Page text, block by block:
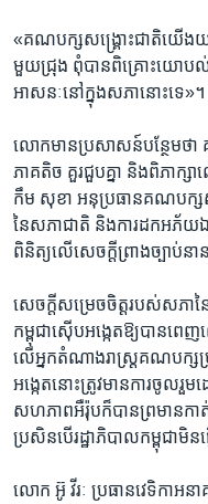
«គណបក្ស​សង្គ្រោះ​ជាតិ​យើង​យ
មួយ​ជ្រុង​ ពុំ​បាន​ពិគ្រោះ​យោបល់​
អាសនៈ​នៅ​ក្នុង​សភា​នោះ​ទេ»។​
លោក​មាន​ប្រសាសន៍​បន្ថែម​ថ
ភាគតិច​ គួរ​ជួប​គ្នា​ និង​ពិភាក្ស
កឹម​ សុខា​ អនុប្រធាន​គណបក្ស​
នៃ​សភាជាតិ និង​ការ​ដក​អភ័
ពិនិត្យ​លើ​សេចក្តី​ព្រាង​ច្បាប់​នា
សេចក្តី​សម្រេច​ចិត្តរបស់​សភា​
កម្ពុជា​ស៊ើប​អង្កេតឱ្យ​បាន​ព
លើ​អ្នក​តំណាង​រាស្ត្រ​គណបក្ស​
អង្កេត​នោះ​ត្រូវ​មាន​ការ​ចូលរួ
សហភាព​អឺរ៉ុប​ក៏បាន​ព្រមាន​កា
ប្រសិន​បើ​រដ្ឋាភិបាល​កម្ពុជា​មិន​
លោក ​អ៊ូ វីរៈ ​ប្រធាន​វេទិកា​អន